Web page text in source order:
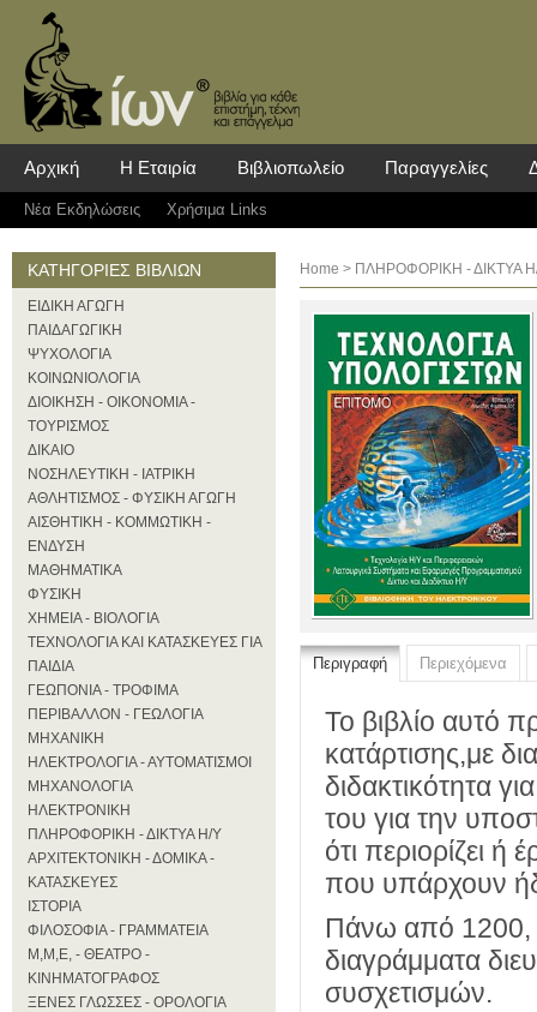
Αρχική Η Εταιρία Βιβλιοπωλείο Παραγγελίες
Νέα Eκδηλώσεις Χρήσιμα Links
ΚΑΤΗΓΟΡΙΕΣ ΒΙΒΛΙΩΝ
ΕΙΔΙΚΗ ΑΓΩΓΗ
ΠΑΙΔΑΓΩΓΙΚΗ
ΨΥΧΟΛΟΓΙΑ
ΚΟΙΝΩΝΙΟΛΟΓΙΑ
ΔΙΟΙΚΗΣΗ - ΟΙΚΟΝΟΜΙΑ -
ΤΟΥΡΙΣΜΟΣ
ΔΙΚΑΙΟ
ΝΟΣΗΛΕΥΤΙΚΗ - ΙΑΤΡΙΚΗ
ΑΘΛΗΤΙΣΜΟΣ - ΦΥΣΙΚΗ ΑΓΩΓΗ
ΑΙΣΘΗΤΙΚΗ - ΚΟΜΜΩΤΙΚΗ -
ΕΝΔΥΣΗ
ΜΑΘΗΜΑΤΙΚΑ
ΦΥΣΙΚΗ
ΧΗΜΕΙΑ - ΒΙΟΛΟΓΙΑ
ΤΕΧΝΟΛΟΓΙΑ ΚΑΙ ΚΑΤΑΣΚΕΥΕΣ ΓΙΑ
ΠΑΙΔΙΑ
ΓΕΩΠΟΝΙΑ - ΤΡΟΦΙΜΑ
ΠΕΡΙΒΑΛΛΟΝ - ΓΕΩΛΟΓΙΑ
ΜΗΧΑΝΙΚΗ
ΗΛΕΚΤΡΟΛΟΓΙΑ - ΑΥΤΟΜΑΤΙΣΜΟΙ
ΜΗΧΑΝΟΛΟΓΙΑ
ΗΛΕΚΤΡΟΝΙΚΗ
ΠΛΗΡΟΦΟΡΙΚΗ - ΔΙΚΤΥΑ Η/Υ
ΑΡΧΙΤΕΚΤΟΝΙΚΗ - ΔΟΜΙΚΑ -
ΚΑΤΑΣΚΕΥΕΣ
ΙΣΤΟΡΙΑ
ΦΙΛΟΣΟΦΙΑ - ΓΡΑΜΜΑΤΕΙΑ
Μ,Μ,Ε, - ΘΕΑΤΡΟ -
ΚΙΝΗΜΑΤΟΓΡΑΦΟΣ
ΞΕΝΕΣ ΓΛΩΣΣΕΣ - ΟΡΟΛΟΓΙΑ
Home > ΠΛΗΡΟΦΟΡΙΚΗ - ΔΙΚΤΥΑ
Περιγραφή Περιεχόμενα
Το βιβλίο αυτό
κατάρτισης,με
διδακτικότητα
του για την
ότι περιορίζει ή
που υπάρχουν
Πάνω από 1200,
διαγράμματα
συσχετισμών.